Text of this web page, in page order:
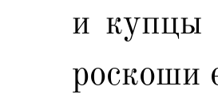
и купцы
роскоши